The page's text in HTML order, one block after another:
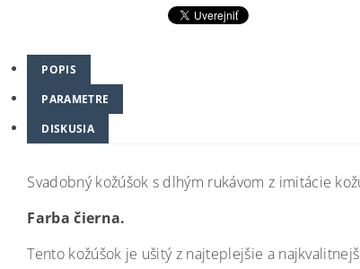
POPIS
PARAMETRE
DISKUSIA
Svadobný kožúšok s dlhým rukávom z imitácie
Farba čierna.
Tento kožúšok je ušitý z najteplejšie a